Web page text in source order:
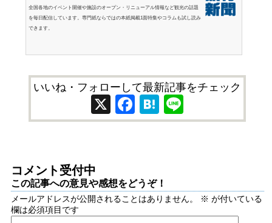
全国各地のイベント開催や施設のオープン・リニューアル情報など観光の話題
を毎日配信しています。専門紙ならではの本紙掲載1面特集やコラムも試し読み
できます。
いいね・フォローして最新記事をチェック
X Facebook
Hatena
コメント受付中
この記事への意見や感想をどうぞ！
メールアドレスが公開されることはありません。 ※ が付いている
欄は必須項目です